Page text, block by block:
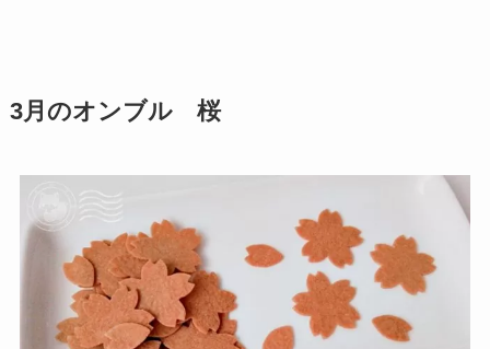
3月のオンブル 桜